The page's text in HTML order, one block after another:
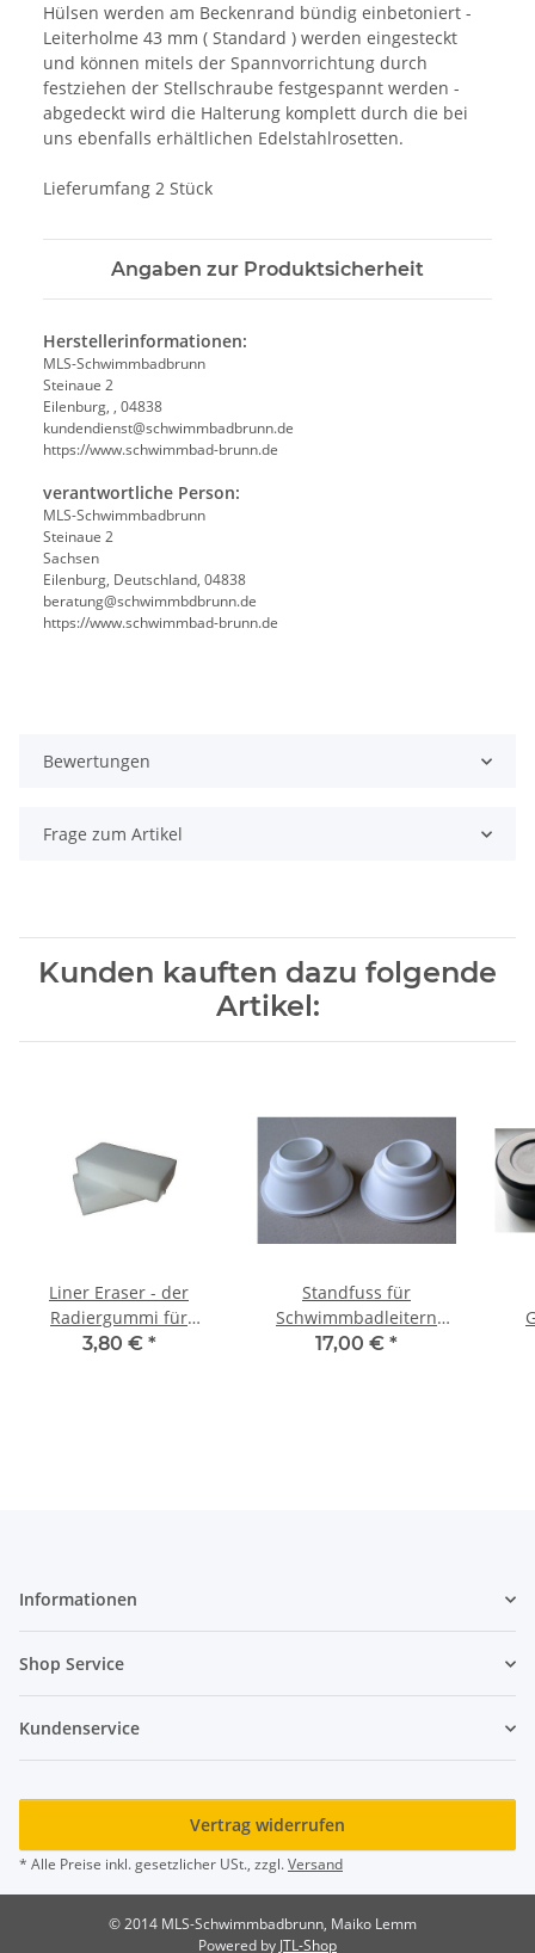
Hülsen werden am Beckenrand bündig einbetoniert -
Leiterholme 43 mm ( Standard ) werden eingesteckt
und können mitels der Spannvorrichtung durch
festziehen der Stellschraube festgespannt werden -
abgedeckt wird die Halterung komplett durch die bei
uns ebenfalls erhältlichen Edelstahlrosetten.
Lieferumfang 2 Stück
Angaben zur Produktsicherheit
Herstellerinformationen:
MLS-Schwimmbadbrunn
Steinaue 2
Eilenburg, , 04838
kundendienst@schwimmbadbrunn.de
https://www.schwimmbad-brunn.de
verantwortliche Person:
MLS-Schwimmbadbrunn
Steinaue 2
Sachsen
Eilenburg, Deutschland, 04838
beratung@schwimmbdbrunn.de
https://www.schwimmbad-brunn.de
Bewertungen
Frage zum Artikel
Kunden kauften dazu folgende
Artikel:
Liner Eraser - der
Radiergummi für
Poolfolien NEU !!
3,80 € *
Standfuss für
Schwimmbadleitern
Paar
17,00 € *
Informationen
Shop Service
Kundenservice
Vertrag widerrufen
* Alle Preise inkl. gesetzlicher USt., zzgl.Versand
© 2014 MLS-Schwimmbadbrunn, Maiko Lemm
Powered by JTL-Shop